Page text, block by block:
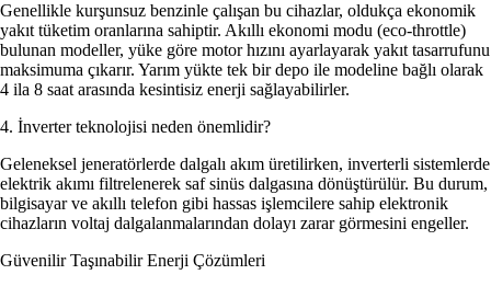
Genellikle kurşunsuz benzinle çalışan bu cihazlar, oldukça ekonomik
yakıt tüketim oranlarına sahiptir. Akıllı ekonomi modu (eco-throttle)
bulunan modeller, yüke göre motor hızını ayarlayarak yakıt tasarrufunu
maksimuma çıkarır. Yarım yükte tek bir depo ile modeline bağlı olarak
4 ila 8 saat arasında kesintisiz enerji sağlayabilirler.
4. İnverter teknolojisi neden önemlidir?
Geleneksel jeneratörlerde dalgalı akım üretilirken, inverterli sistemlerde
elektrik akımı filtrelenerek saf sinüs dalgasına dönüştürülür. Bu durum,
bilgisayar ve akıllı telefon gibi hassas işlemcilere sahip elektronik
cihazların voltaj dalgalanmalarından dolayı zarar görmesini engeller.
Güvenilir Taşınabilir Enerji Çözümleri